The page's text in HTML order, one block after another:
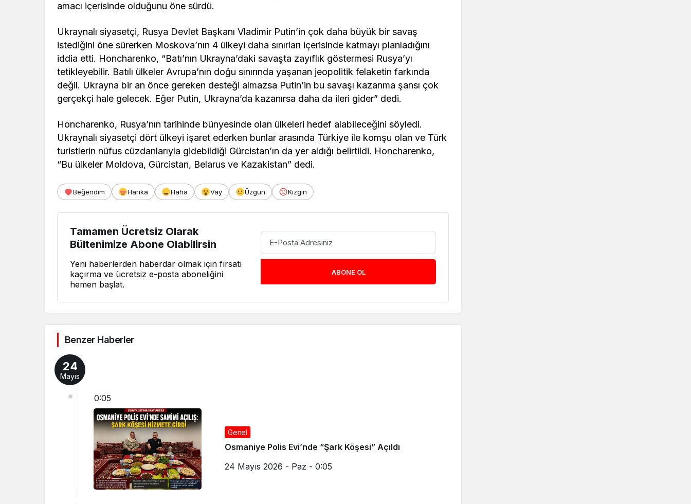
amacı içerisinde olduğunu öne sürdü.
Ukraynalı siyasetçi, Rusya Devlet Başkanı Vladimir Putin’in çok daha büyük bir savaş
istediğini öne sürerken Moskova’nın 4 ülkeyi daha sınırları içerisinde katmayı planladığını
iddia etti. Honcharenko, “Batı’nın Ukrayna’daki savaşta zayıflık göstermesi Rusya’yı
tetikleyebilir. Batılı ülkeler Avrupa’nın doğu sınırında yaşanan jeopolitik felaketin farkında
değil. Ukrayna bir an önce gereken desteği almazsa Putin’in bu savaşı kazanma şansı çok
gerçekçi hale gelecek. Eğer Putin, Ukrayna’da kazanırsa daha da ileri gider” dedi.
Honcharenko, Rusya’nın tarihinde bünyesinde olan ülkeleri hedef alabileceğini söyledi.
Ukraynalı siyasetçi dört ülkeyi işaret ederken bunlar arasında Türkiye ile komşu olan ve Türk
turistlerin nüfus cüzdanlarıyla gidebildiği Gürcistan’ın da yer aldığı belirtildi. Honcharenko,
“Bu ülkeler Moldova, Gürcistan, Belarus ve Kazakistan” dedi.
Beğendim Harika Haha Vay Üzgün Kızgın
Tamamen Ücretsiz Olarak
Bültenimize Abone Olabilirsin
Yeni haberlerden haberdar olmak için fırsatı
kaçırma ve ücretsiz e-posta aboneliğini
hemen başlat.
ABONE OL
Benzer Haberler
24
Mayıs
0:05
Genel
Osmaniye Polis Evi’nde “Şark Köşesi” Açıldı
24 Mayıs 2026 - Paz - 0:05